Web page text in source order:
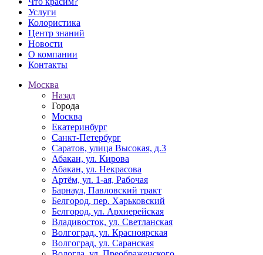
Услуги
Колористика
Центр знаний
Новости
О компании
Контакты
Москва
Назад
Города
Москва
Екатеринбург
Санкт-Петербург
Саратов, улица Высокая, д.3
Абакан, ул. Кирова
Абакан, ул. Некрасова
Артём, ул. 1-ая, Рабочая
Барнаул, Павловский тракт
Белгород, пер. Харьковский
Белгород, ул. Архиерейская
Владивосток, ул. Светланская
Волгоград, ул. Красноярская
Волгоград, ул. Саранская